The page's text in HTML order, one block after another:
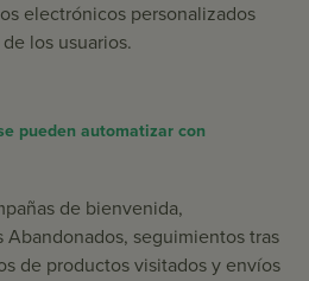
electrónicos personalizados
los usuarios.
pueden automatizar con
de bienvenida,
seguimientos tras
de productos visitados y envíos